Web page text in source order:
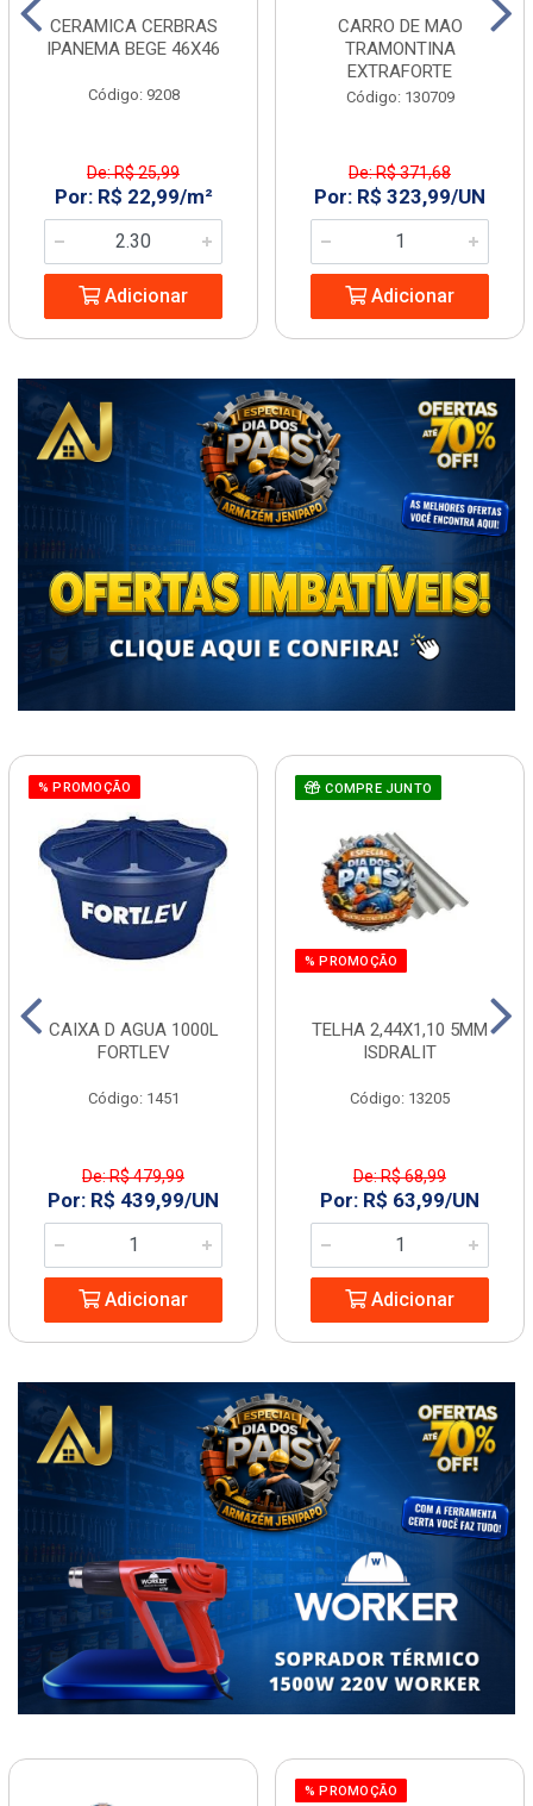
CERAMICA CERBRAS
IPANEMA BEGE 46X46
Código: 9208
De: R$ 25,99
Por: R$ 22,99/m²
Adicionar
CARRO DE MAO
TRAMONTINA
EXTRAFORTE
Código: 130709
De: R$ 371,68
Por: R$ 323,99/UN
Adicionar
% PROMOÇÃO
CAIXA D AGUA 1000L
FORTLEV
Código: 1451
De: R$ 479,99
Por: R$ 439,99/UN
Adicionar
COMPRE JUNTO
% PROMOÇÃO
TELHA 2,44X1,10 5MM
ISDRALIT
Código: 13205
De: R$ 68,99
Por: R$ 63,99/UN
Adicionar
% PROMOÇÃO